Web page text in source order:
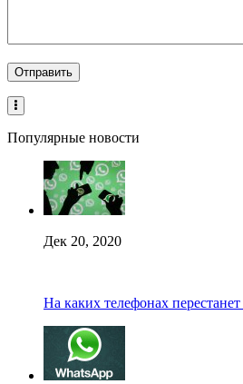
Популярные новости
Дек 20, 2020
На каких телефонах